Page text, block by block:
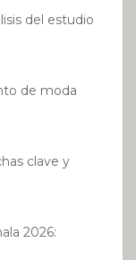
del estudio
de moda
clave y
2026: